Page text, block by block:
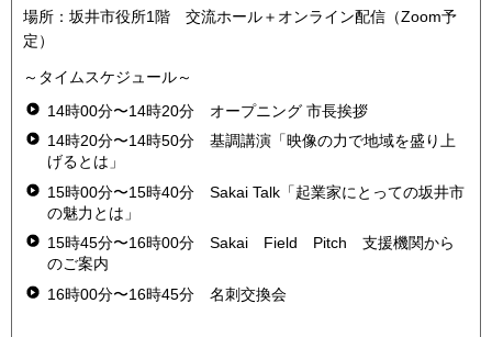
場所：坂井市役所1階 交流ホール＋オンライン配信（Zoom予
定）
～タイムスケジュール～
14時00分〜14時20分 オープニング 市長挨拶
14時20分〜14時50分 基調講演「映像の力で地域を盛り上
げるとは」
15時00分〜15時40分 Sakai Talk「起業家にとっての坂井市
の魅力とは」
15時45分〜16時00分 Sakai Field Pitch 支援機関から
のご案内
16時00分〜16時45分 名刺交換会